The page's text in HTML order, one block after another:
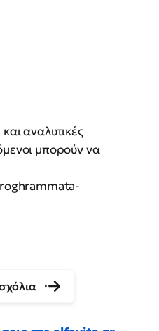
αναλυτικές
μπορούν να